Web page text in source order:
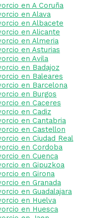
en A Coruña
en Alava
en Albacete
en Alicante
en Almeria
en Asturias
en Avila
en Badajoz
en Baleares
en Barcelona
en Burgos
en Caceres
en Cadiz
en Cantabria
en Castellon
en Ciudad Real
en Cordoba
en Cuenca
en Gipuzkoa
en Girona
en Granada
en Guadalajara
en Huelva
en Huesca